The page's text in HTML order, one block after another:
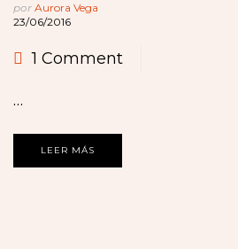
por Aurora Vega
23/06/2016
1 Comment
…
LEER MÁS